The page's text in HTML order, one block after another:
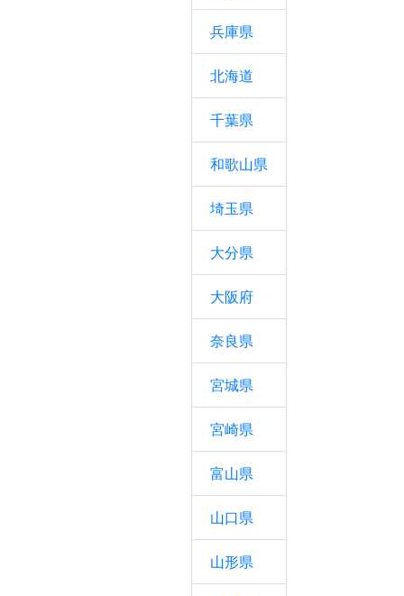
兵庫県
北海道
千葉県
和歌山県
埼玉県
大分県
大阪府
奈良県
宮城県
宮崎県
富山県
山口県
山形県